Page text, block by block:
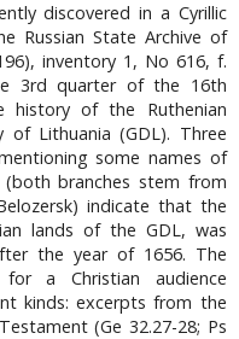
discovered in a Cyrillic
Russian State Archive of
inventory 1, No 616, f.
3rd quarter of the 16th
history of the Ruthenian
Lithuania (GDL). Three
some names of
branches stem from
indicate that the
lands of the GDL, was
the year of 1656. The
a Christian audience
kinds: excerpts from the
(Ge 32.27-28; Ps